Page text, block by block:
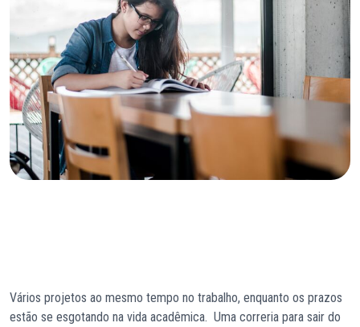
Vários projetos ao mesmo tempo no trabalho, enquanto os prazos
estão se esgotando na vida acadêmica. Uma correria para sair do